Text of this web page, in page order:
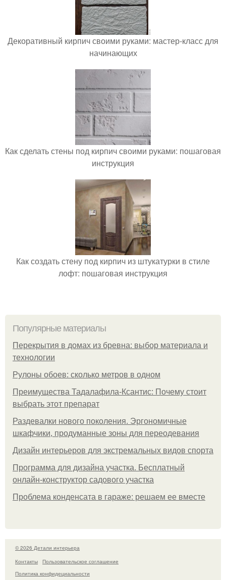
Декоративный кирпич своими руками: мастер-класс для
начинающих
Как сделать стены под кирпич своими руками: пошаговая
инструкция
Как создать стену под кирпич из штукатурки в стиле
лофт: пошаговая инструкция
Популярные материалы
Перекрытия в домах из бревна: выбор материала и
технологии
Рулоны обоев: сколько метров в одном
Преимущества Тадалафила-Ксантис: Почему стоит
выбрать этот препарат
Раздевалки нового поколения. Эргономичные
шкафчики, продуманные зоны для переодевания
Дизайн интерьеров для экстремальных видов спорта
Программа для дизайна участка. Бесплатный
онлайн-конструктор садового участка
Проблема конденсата в гараже: решаем ее вместе
© 2026 Детали интерьера
Контакты
Пользовательское соглашение
Политика конфидециальности